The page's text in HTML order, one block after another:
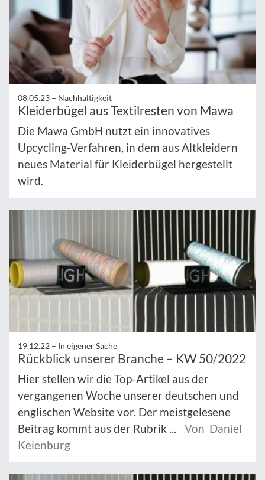
08.05.23 – Nachhaltigkeit
Kleiderbügel aus Textilresten von Mawa
Die Mawa GmbH nutzt ein innovatives
Upcycling-Verfahren, in dem aus Altkleidern
neues Material für Kleiderbügel hergestellt
wird.
19.12.22 – In eigener Sache
Rückblick unserer Branche – KW 50/2022
Hier stellen wir die Top-Artikel aus der
vergangenen Woche unserer deutschen und
englischen Website vor. Der meistgelesene
Beitrag kommt aus der Rubrik ...
Von Daniel
Keienburg